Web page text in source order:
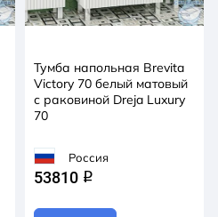
Тумба напольная Brevita
Victory 70 белый матовый
с раковиной Dreja Luxury
70
Россия
53810 q